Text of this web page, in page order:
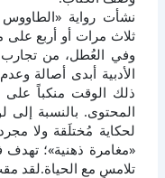
نشأت رواية «الطاووس
ثلاث مرات أو أربع
وفي العُطل، من تجارب
الأدبية أبدى أصالة
ذلك الوقت منكباً على
المحتوى. بالنسبة إلى
لحكاية مُختلَقة ولا
«مغامرة ذهنية»؛
تلامسٍ مع الحياة.لقد